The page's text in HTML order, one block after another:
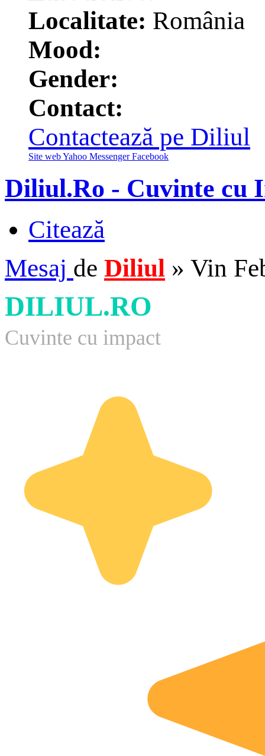
Localitate: România
Mood:
Gender:
Contact:
Contactează pe Diliul
Site webYahoo Messenger Facebook
Diliul.Ro - Cuvinte cu
Citează
Mesaj de Diliul » Vin
DILIUL.RO
Cuvinte cu impact